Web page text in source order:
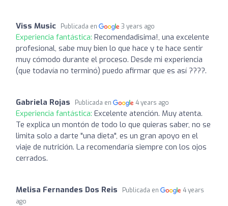
Viss Music Publicada en 3 years ago
Experiencia fantástica: Recomendadisima!, una excelente
profesional, sabe muy bien lo que hace y te hace sentir
muy cómodo durante el proceso. Desde mi experiencia
(que todavía no terminó) puedo afirmar que es así ????.
Gabriela Rojas Publicada en 4 years ago
Experiencia fantástica: Excelente atención. Muy atenta.
Te explica un montón de todo lo que quieras saber, no se
limita solo a darte "una dieta", es un gran apoyo en el
viaje de nutrición. La recomendaría siempre con los ojos
cerrados.
Melisa Fernandes Dos Reis Publicada en
4 years
ago